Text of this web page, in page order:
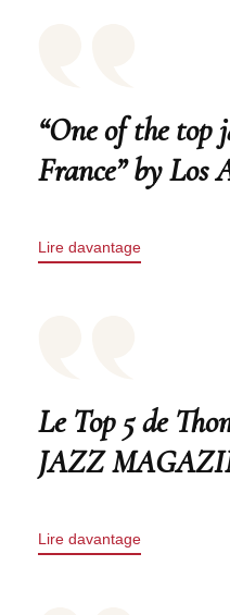
“One of the top
France” by Los
Lire davantage
Le Top 5 de
JAZZ
Lire davantage